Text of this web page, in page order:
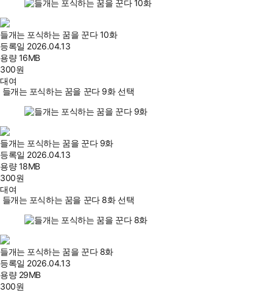
들개는 포식하는 꿈을 꾼다 10화
등록일 2026.04.13
용량16MB
300원
대여
들개는 포식하는 꿈을 꾼다 9화 선택
들개는 포식하는 꿈을 꾼다 9화
등록일 2026.04.13
용량18MB
300원
대여
들개는 포식하는 꿈을 꾼다 8화 선택
들개는 포식하는 꿈을 꾼다 8화
등록일 2026.04.13
용량 29MB
300원